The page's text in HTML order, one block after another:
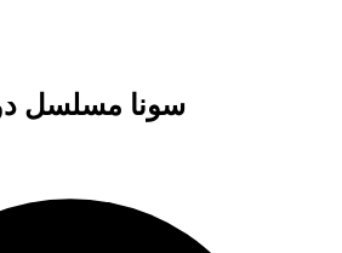
سونا مسلسل